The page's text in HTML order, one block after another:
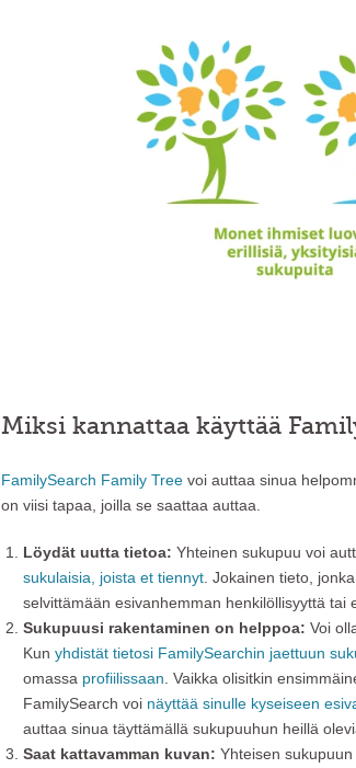
Miksi kannattaa käyttää
FamilySearch Family Tree voi auttaa sinua
on viisi tapaa, joilla se saattaa auttaa.
Löydät uutta tietoa: Yhteinen sukupuu voi
sukulaisia, joista et tiennyt . Jokainen tieto,
selvittämään esivanhemman henkilöllisyyttä tai
Sukupuusi rakentaminen on helppoa: Voi
Kun yhdistät tietosi FamilySearchin jaettuun
omassa profiilissaan . Vaikka olisitkin
FamilySearch voi näyttää sinulle kyseiseen
auttaa sinua täyttämällä sukupuuhun heillä
Saat kattavamman kuvan: Yhteisen